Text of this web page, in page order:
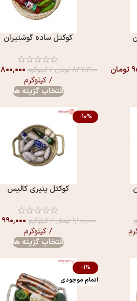
تومان
کوکتل ساده گوشتیران
۸۴۷,۴۰۰تومان/ کیلوگرم ۸۰۰,۰۰۰
/ کیلوگرم
انتخاب گزینه ها
-10%
کوکتل پنیری کالیس
۱,۱۰۰,۰۰۰تومان/ کیلوگرم ۹۹۰,۰۰۰
/ کیلوگرم
انتخاب گزینه ها
-1%
اتمام موجودی